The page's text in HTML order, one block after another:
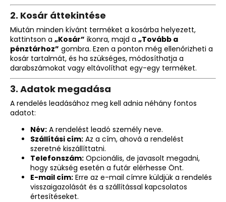
2. Kosár áttekintése
Miután minden kívánt terméket a kosárba helyezett,
kattintson a „Kosár” ikonra, majd a „Tovább a
pénztárhoz” gombra. Ezen a ponton még ellenőrizheti a
kosár tartalmát, és ha szükséges, módosíthatja a
darabszámokat vagy eltávolíthat egy-egy terméket.
3. Adatok megadása
A rendelés leadásához meg kell adnia néhány fontos
adatot:
Név: A rendelést leadó személy neve.
Szállítási cím: Az a cím, ahová a rendelést
szeretné kiszállíttatni.
Telefonszám: Opcionális, de javasolt megadni,
hogy szükség esetén a futár elérhesse Önt.
E-mail cím: Erre az e-mail címre küldjük a rendelés
visszaigazolását és a szállítással kapcsolatos
értesítéseket.
A
j
á
n
l
j
u
k
GUMIS
KARKÖTŐ